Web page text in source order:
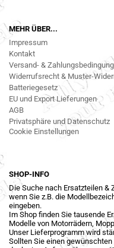
MEHR ÜBER...
Impressum
Kontakt
Versand- &
Widerrufsrecht & Muster-
Batteriegesetz
EU und Export Lieferungen
AGB
Privatsphäre und Datenschutz
Cookie Einstellungen
SHOP-INFO
Die Suche nach Ersatzteilen &
wenn Sie z.B. die
eingeben.
Im Shop finden Sie tausende
Modelle von Motorrädern,
Unser Lieferprogramm wird
Sollten Sie einen